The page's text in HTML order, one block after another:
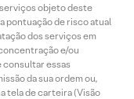
objeto deste
pontuação de risco atual
dos serviços em
e/ou
consultar essas
da sua ordem ou,
tela de carteira (Visão